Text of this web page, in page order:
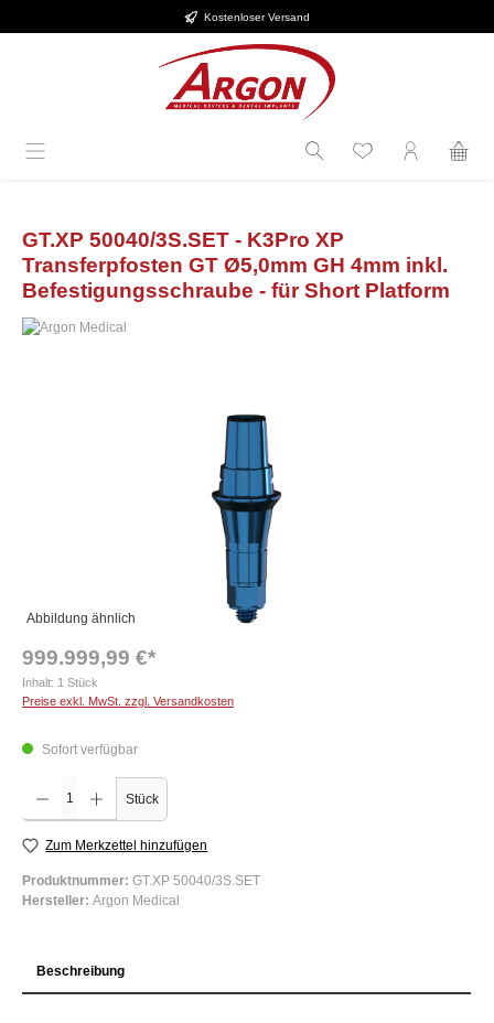
Kostenloser Versand
GT.XP 50040/3S.SET - K3Pro XP
Transferpfosten GT Ø5,0mm GH 4mm inkl.
Befestigungsschraube - für Short Platform
Abbildung ähnlich
999.999,99 €*
Inhalt: 1 Stück
Preise exkl. MwSt. zzgl. Versandkosten
Sofort verfügbar
Produkt Anzahl: Gib den gewünschten Wert ein oder benutze die Schaltflächen um die
Stück
Zum Merkzettel hinzufügen
Produktnummer: GT.XP 50040/3S.SET
Hersteller: Argon Medical
Beschreibung